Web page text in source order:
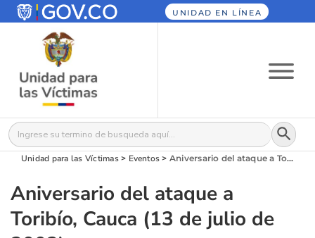
UNIDAD EN LÍNEA
Buscar: Botón
Unidad para las Víctimas> Eventos > Aniversario del ataque a Toribío, Cauca (13 de julio de 2002)
Aniversario del ataque a
Toribío, Cauca (13 de julio de